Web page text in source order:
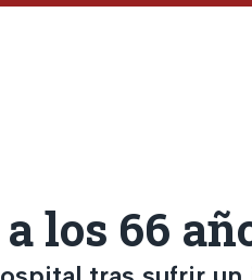
los 66